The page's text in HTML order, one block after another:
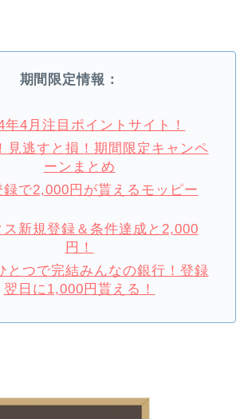
期間限定情報：
年4月注目ポイントサイト！
見逃すと損！期間限定キャンペ
ーンまとめ
録で2,000円が貰えるモッピー
ス新規登録＆条件達成と2,000
円！
とつで完結みんなの銀行！登録
翌日に1,000円貰える！